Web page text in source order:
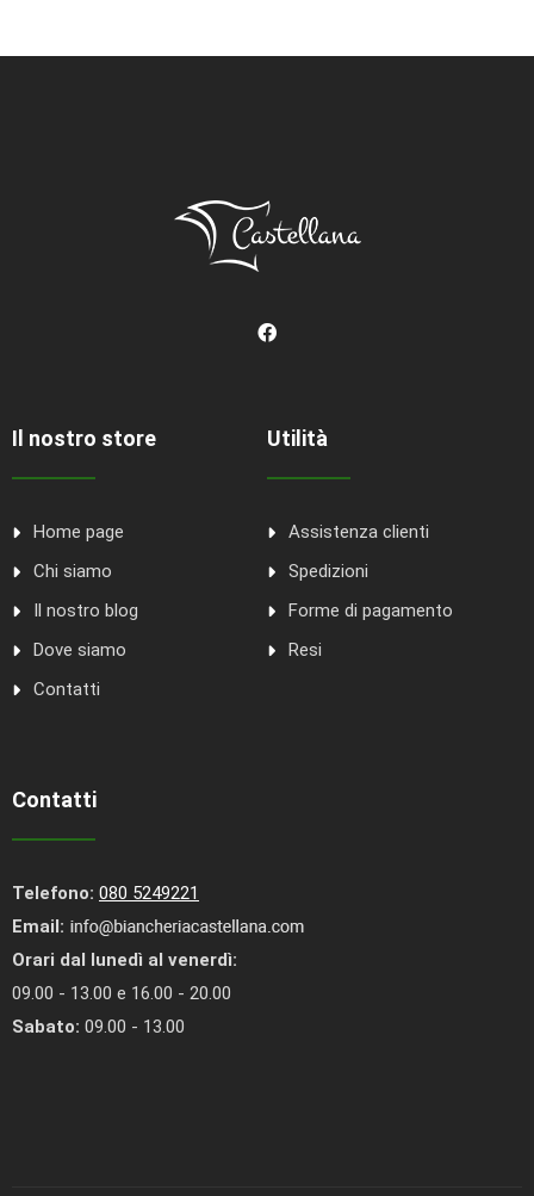
Il nostro store
Home page
Chi siamo
Il nostro blog
Dove siamo
Contatti
Utilità
Assistenza clienti
Spedizioni
Forme di pagamento
Resi
Contatti
Telefono: 080 5249221
Email:
Orari dal lunedì al venerdì:
09.00 - 13.00 e 16.00 - 20.00
Sabato: 09.00 - 13.00